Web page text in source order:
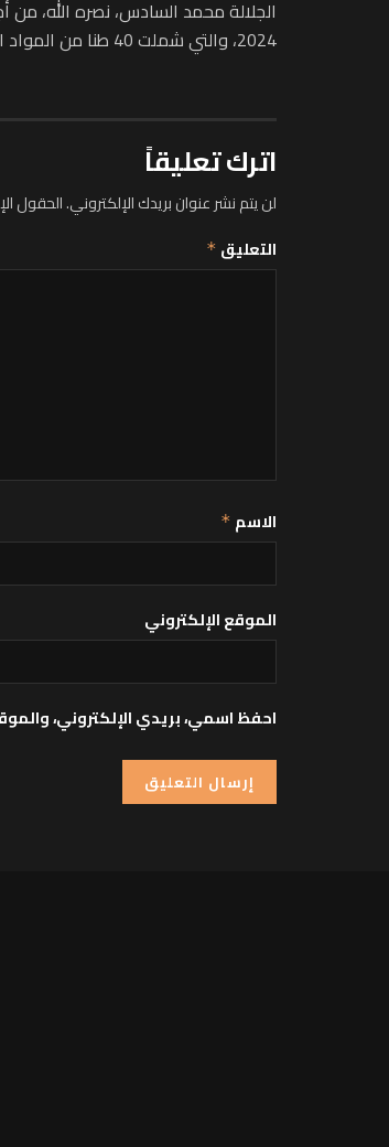
2024، والتي شملت 40 طنا من المواد الطبية ومواد أساسية أخرى، حيث تكفل جلالته بجزء كبير منها من ماله الخاص.
اترك تعليقاً
لن يتم نشر عنوان بريدك الإلكتروني.الحقول
التعليق *
الاسم *
الموقع الإلكتروني
احفظ اسمي، بريدي الإلكتروني،